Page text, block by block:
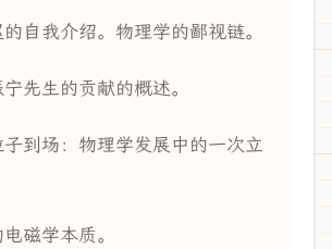
自我介绍。物理学的鄙视链。
先生的贡献的概述。
到场：物理学发展中的一次立
磁学本质。